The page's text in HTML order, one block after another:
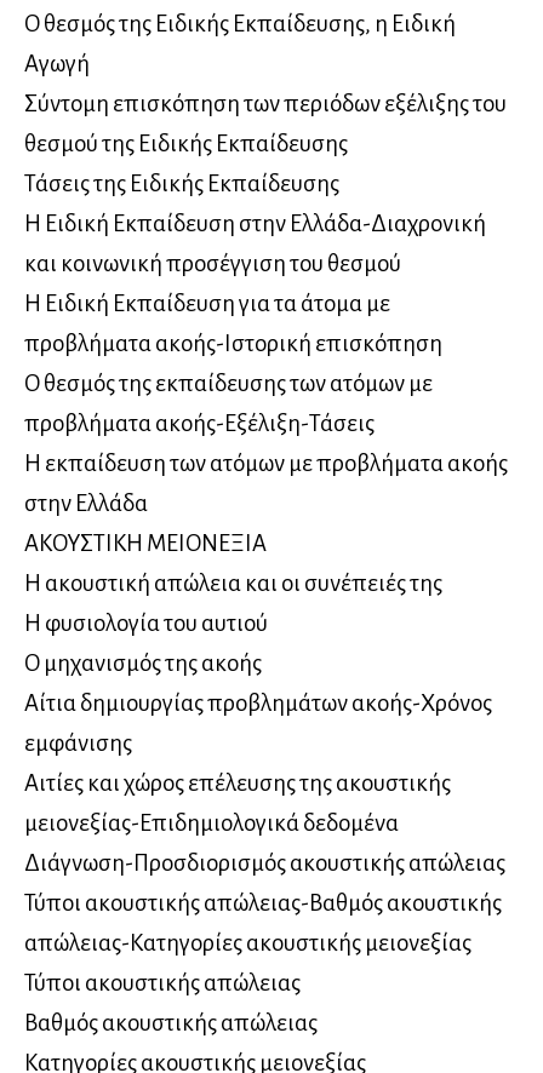
Ο θεσμός της Ειδικής Εκπαίδευσης, η Ειδική
Αγωγή
Σύντομη επισκόπηση των περιόδων εξέλιξης του
θεσμού της Ειδικής Εκπαίδευσης
Τάσεις της Ειδικής Εκπαίδευσης
Η Ειδική Εκπαίδευση στην Ελλάδα-Διαχρονική
και κοινωνική προσέγγιση του θεσμού
Η Ειδική Εκπαίδευση για τα άτομα με
προβλήματα ακοής-Ιστορική επισκόπηση
Ο θεσμός της εκπαίδευσης των ατόμων με
προβλήματα ακοής-Εξέλιξη-Τάσεις
Η εκπαίδευση των ατόμων με προβλήματα ακοής
στην Ελλάδα
ΑΚΟΥΣΤΙΚΗ ΜΕΙΟΝΕΞΙΑ
Η ακουστική απώλεια και οι συνέπειές της
Η φυσιολογία του αυτιού
Ο μηχανισμός της ακοής
Αίτια δημιουργίας προβλημάτων ακοής-Χρόνος
εμφάνισης
Αιτίες και χώρος επέλευσης της ακουστικής
μειονεξίας-Επιδημιολογικά δεδομένα
Διάγνωση-Προσδιορισμός ακουστικής απώλειας
Τύποι ακουστικής απώλειας-Βαθμός ακουστικής
απώλειας-Κατηγορίες ακουστικής μειονεξίας
Τύποι ακουστικής απώλειας
Βαθμός ακουστικής απώλειας
Κατηγορίες ακουστικής μειονεξίας